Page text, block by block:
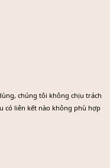
chúng tôi không chịu trách
có liên kết nào không phù hợp